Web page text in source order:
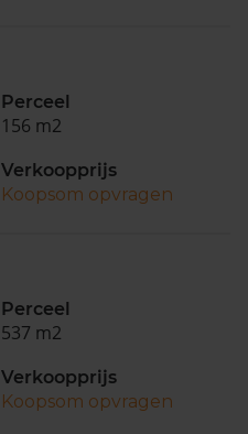
Perceel
156 m2
Verkoopprijs
Koopsom opvragen
Perceel
537 m2
Verkoopprijs
Koopsom opvragen